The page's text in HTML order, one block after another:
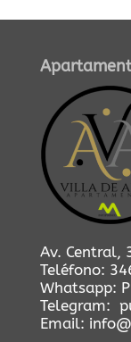
Av. Central,
Teléfono:
Whatsapp:
Telegram:
Email: